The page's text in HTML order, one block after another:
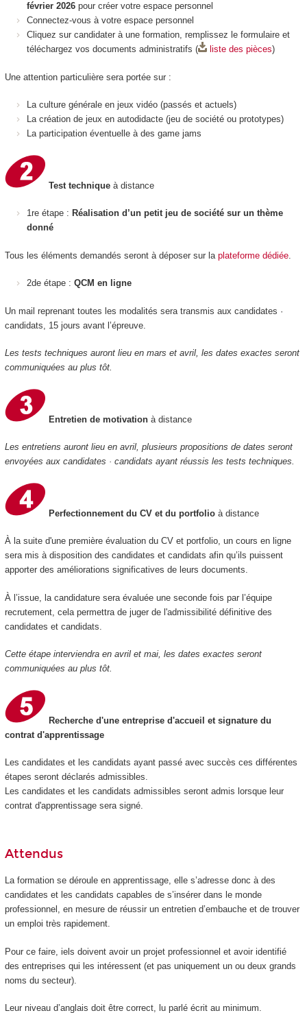
février 2026 pour créer votre espace personnel
Connectez-vous à votre espace personnel
Cliquez sur candidater à une formation, remplissez le formulaire et
téléchargez vos documents administratifs (
liste des pièces)
Une attention particulière sera portée sur :
La culture générale en jeux vidéo (passés et actuels)
La création de jeux en autodidacte (jeu de société ou prototypes)
La participation éventuelle à des game jams
Test techniqueà distance
1re étape : Réalisation d’un petit jeu de société sur un thème
donné
Tous les éléments demandés seront à déposer sur la plateforme dédiée.
2de étape : QCM en ligne
Un mail reprenant toutes les modalités sera transmis aux candidates ·
candidats, 15 jours avant l’épreuve.
Les tests techniques auront lieu en mars et avril, les dates exactes seront
communiquées au plus tôt.
Entretien de motivation à distance
Les entretiens auront lieu en avril, plusieurs propositions de dates seront
envoyées aux candidates · candidats ayant réussis les tests techniques.
Perfectionnement du CV et du portfolio à distance
À la suite d'une première évaluation du CV et portfolio, un cours en ligne
sera mis à disposition des candidates et candidats afin qu’ils puissent
apporter des améliorations significatives de leurs documents.
À l’issue, la candidature sera évaluée une seconde fois par l’équipe
recrutement, cela permettra de juger de l'admissibilité définitive des
candidates et candidats.
Cette étape interviendra en avril et mai, les dates exactes seront
communiquées au plus tôt.
Recherche d'une entreprise d'accueil et signature du
contrat d'apprentissage
Les candidates et les candidats ayant passé avec succès ces différentes
étapes seront déclarés admissibles.
Les candidates et les candidats admissibles seront admis lorsque leur
contrat d'apprentissage sera signé.
Attendus
La formation se déroule en apprentissage, elle s’adresse donc à des
candidates et les candidats capables de s’insérer dans le monde
professionnel, en mesure de réussir un entretien d’embauche et de trouver
un emploi très rapidement.
Pour ce faire, iels doivent avoir un projet professionnel et avoir identifié
des entreprises qui les intéressent (et pas uniquement un ou deux grands
noms du secteur).
Leur niveau d’anglais doit être correct, lu parlé écrit au minimum.